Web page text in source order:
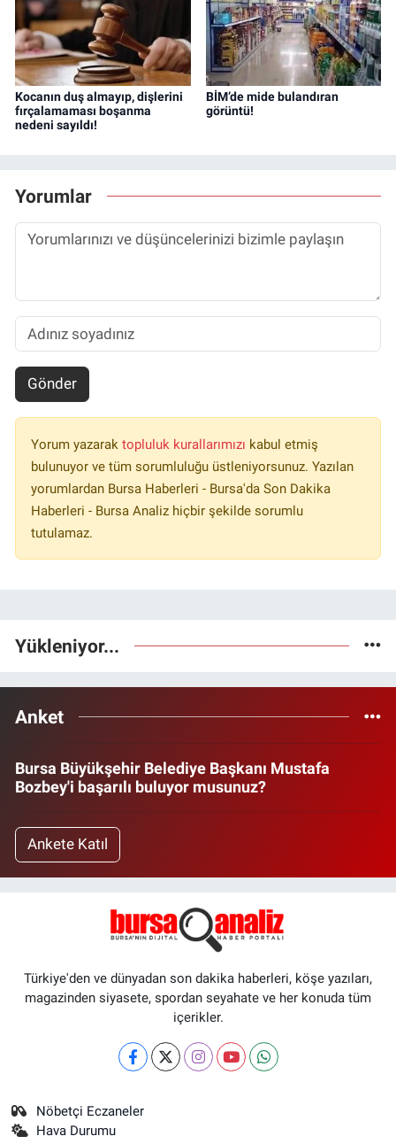
Kocanın duş almayıp, dişlerini
fırçalamaması boşanma
nedeni sayıldı!
BİM’de mide bulandıran
görüntü!
Yorumlar
Gönder
Yorum yazarak topluluk kurallarımızı kabul etmiş
bulunuyor ve tüm sorumluluğu üstleniyorsunuz. Yazılan
yorumlardan Bursa Haberleri - Bursa'da Son Dakika
Haberleri - Bursa Analiz hiçbir şekilde sorumlu
tutulamaz.
Yükleniyor...
Anket
Bursa Büyükşehir Belediye Başkanı Mustafa
Bozbey'i başarılı buluyor musunuz?
Ankete Katıl
Türkiye'den ve dünyadan son dakika haberleri, köşe yazıları,
magazinden siyasete, spordan seyahate ve her konuda tüm
içerikler.
Nöbetçi Eczaneler
Hava Durumu